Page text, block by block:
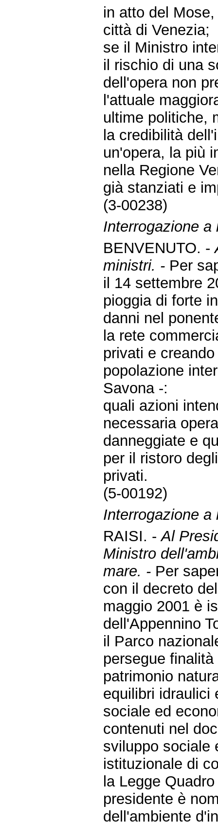
in atto del
città di Venezia;
se il Ministro
il rischio di una
dell'opera non
l'attuale
ultime politiche,
la credibilità
un'opera, la più
nella Regione
già stanziati e
(3-00238)
Interrogazione
BENVENUTO. -
ministri. - Per
il 14 settembre
pioggia di forte
danni nel
la rete
privati e
popolazione
Savona -:
quali azioni
necessaria
danneggiate e
per il ristoro
privati.
(5-00192)
Interrogazione
RAISI. -Al
Ministro
mare. - Per
con il decreto
maggio 2001 è
dell'Appennino
il Parco
persegue
patrimonio
equilibri idraulici
sociale ed
contenuti nel
sviluppo sociale
istituzionale di
la Legge
presidente è
dell'ambiente